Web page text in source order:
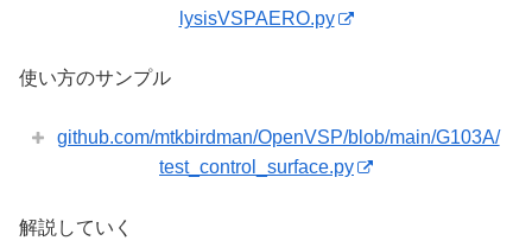
lysisVSPAERO.py
使い方のサンプル
github.com/mtkbirdman/OpenVSP/blob/main/G103A/
test_control_surface.py
解説していく